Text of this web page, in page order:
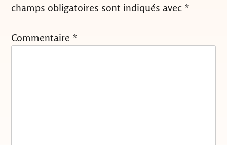
champs obligatoires sont indiqués avec *
Commentaire *